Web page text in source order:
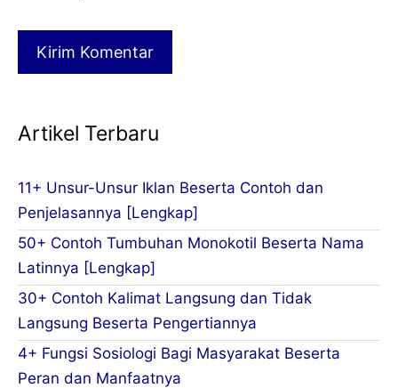
Artikel Terbaru
11+ Unsur-Unsur Iklan Beserta Contoh dan
Penjelasannya [Lengkap]
50+ Contoh Tumbuhan Monokotil Beserta Nama
Latinnya [Lengkap]
30+ Contoh Kalimat Langsung dan Tidak
Langsung Beserta Pengertiannya
4+ Fungsi Sosiologi Bagi Masyarakat Beserta
Peran dan Manfaatnya